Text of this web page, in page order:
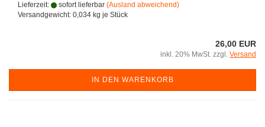
Lieferzeit:
sofort lieferbar (Ausland abweichend)
Versandgewicht: 0,034 kg je Stück
26,00 EUR
inkl. 20% MwSt. zzgl. Versand
IN DEN WARENKORB